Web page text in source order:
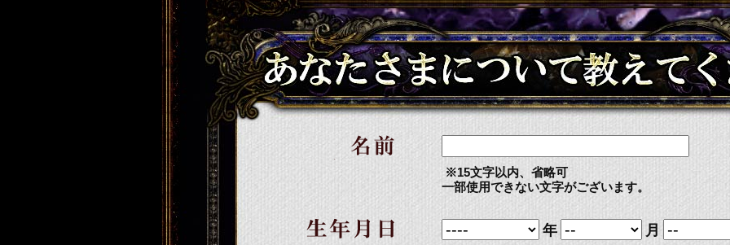
※15文字以内、省略可
一部使用できない文字がございます。
生年月日 年 月